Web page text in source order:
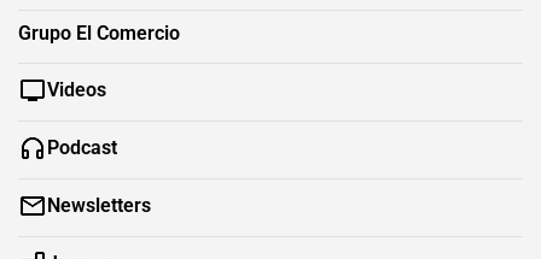
Grupo El Comercio
Videos
Podcast
Newsletters